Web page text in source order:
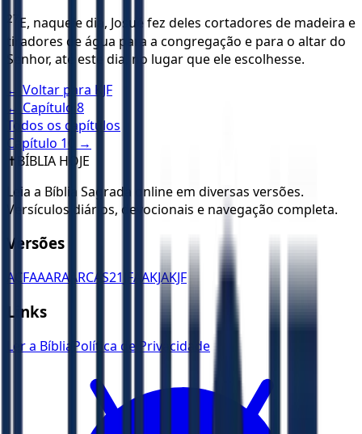
27 E, naquele dia, Josué fez deles cortadores de madeira e
tiradores de água para a congregação e para o altar do
Senhor, até este dia, no lugar que ele escolhesse.
← Voltar para KJF
← Capítulo 8
Todos os capítulos
Capítulo 10
→
✝️ BÍBLIA HOJE
Leia a Bíblia Sagrada online em diversas versões.
Versículos diários, devocionais e navegação completa.
Versões
ACFAAARA ARCAS21 JFAAKJAKJF
Links
Ler a Bíblia Política de Privacidade